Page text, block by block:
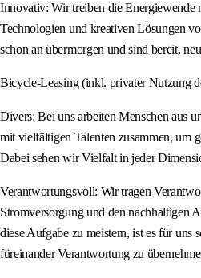
Innovativ: Wir treiben die Energiewende
Technologien und kreativen Lösungen
schon an übermorgen und sind bereit,
Bicycle-Leasing (inkl. privater Nutzung
Divers: Bei uns arbeiten Menschen aus
mit vielfältigen Talenten zusammen, um
Dabei sehen wir Vielfalt in jeder
Verantwortungsvoll: Wir tragen
Stromversorgung und den nachhaltigen
diese Aufgabe zu meistern, ist es für uns
füreinander Verantwortung zu